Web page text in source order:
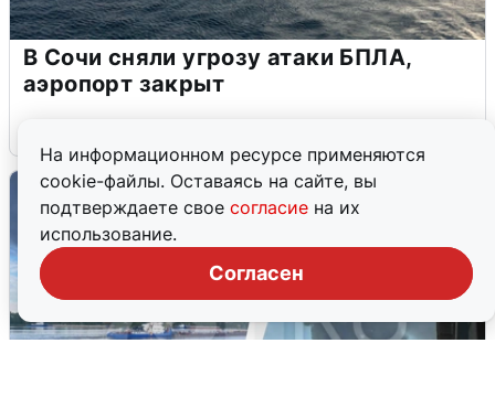
На информационном ресурсе применяются
cookie-файлы. Оставаясь на сайте, вы
подтверждаете свое согласие на их
использование.
Согласен
В Сочи сняли угрозу атаки БПЛА,
аэропорт закрыт